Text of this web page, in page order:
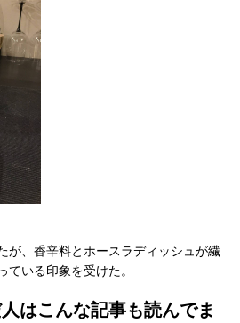
が、香辛料とホースラディッシュが繊
いる印象を受けた。
はこんな記事も読んでま